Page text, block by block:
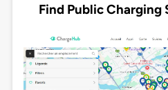
Find Public Charging